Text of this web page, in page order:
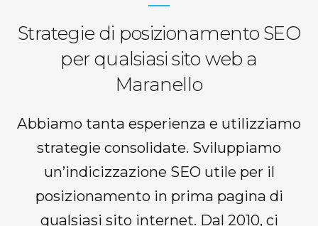
Strategie di posizionamento SEO
per qualsiasi sito web a
Maranello
Abbiamo tanta esperienza e utilizziamo
strategie consolidate. Sviluppiamo
un’indicizzazione SEO utile per il
posizionamento in prima pagina di
qualsiasi sito internet. Dal 2010, ci